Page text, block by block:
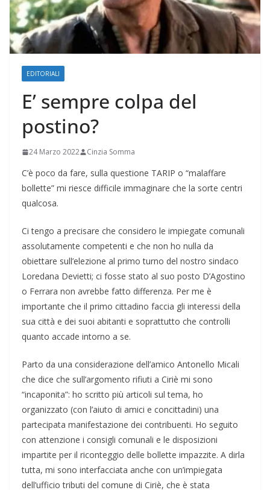
EDITORIALI
E’ sempre colpa del
postino?
24 Marzo 2022 Cinzia Somma
C’è poco da fare, sulla questione TARIP o “malaffare
bollette” mi riesce difficile immaginare che la sorte centri
qualcosa.
Ci tengo a precisare che considero le impiegate comunali
assolutamente competenti e che non ho nulla da
obiettare sull’elezione al primo turno del nostro sindaco
Loredana Devietti; ci fosse stato al suo posto D’Agostino
o Ferrara non avrebbe fatto differenza. Per me è
importante che il primo cittadino faccia gli interessi della
sua città e dei suoi abitanti e soprattutto che controlli
quanto accade intorno a se.
Parto da una considerazione dell’amico Antonello Micali
che dice che sull’argomento rifiuti a Ciriè mi sono
“incaponita”: ho scritto più articoli sul tema, ho
organizzato (con l’aiuto di amici e concittadini) una
partecipata manifestazione dei contribuenti. Ho seguito
con attenzione i consigli comunali e le disposizioni
impartite per il riconteggio delle bollette impazzite. A dirla
tutta, mi sono interfacciata anche con un’impiegata
dell’ufficio tributi del comune di Ciriè, che è stata